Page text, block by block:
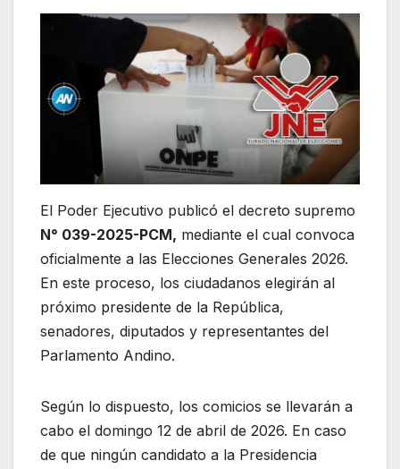
El Poder Ejecutivo publicó el decreto supremo
N° 039-2025-PCM, mediante el cual convoca
oficialmente a las Elecciones Generales 2026.
En este proceso, los ciudadanos elegirán al
próximo presidente de la República,
senadores, diputados y representantes del
Parlamento Andino.
Según lo dispuesto, los comicios se llevarán a
cabo el domingo 12 de abril de 2026. En caso
de que ningún candidato a la Presidencia